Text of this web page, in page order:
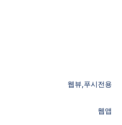
웹뷰,푸시전용
웹앱